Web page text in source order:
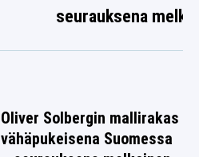
seurauksena
Oliver Solbergin mallirakas
vähäpukeisena Suomessa